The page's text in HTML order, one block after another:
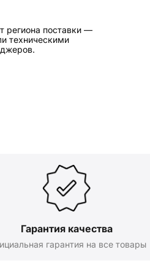
региона поставки —
техническими
Гарантия качества
гарантия на все товары